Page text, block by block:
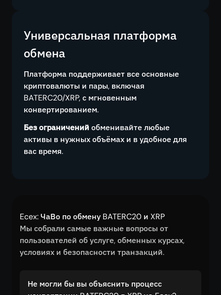
Универсальная платформа
обмена
Платформа поддерживает все основные
криптовалюты и пары, включая
BATERC20/XRP, с мгновенным
конвертированием.
Без ограничений обменивайте любые
активы в нужных объёмах и в удобное для
вас время.
Ecex: ЧаВо по обмену BATERC20 и XRP
Мы собрали самые важные вопросы от
пользователей об услуге, обменных курсах,
условиях и безопасности транзакций.
Не могли бы вы объяснить процесс